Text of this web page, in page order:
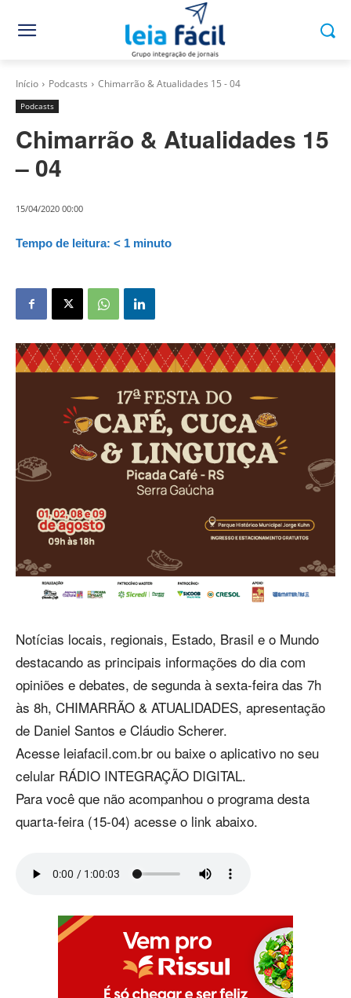
Início Podcasts Chimarrão & Atualidades 15 - 04
Podcasts
Chimarrão & Atualidades 15
– 04
15/04/2020 00:00
Tempo de leitura: < 1 minuto
Notícias locais, regionais, Estado, Brasil e o Mundo
destacando as principais informações do dia com
opiniões e debates, de segunda à sexta-feira das 7h
às 8h, CHIMARRÃO & ATUALIDADES, apresentação
de Daniel Santos e Cláudio Scherer.
Acesse leiafacil.com.br ou baixe o aplicativo no seu
celular RÁDIO INTEGRAÇÃO DIGITAL.
Para você que não acompanhou o programa desta
quarta-feira (15-04) acesse o link abaixo.